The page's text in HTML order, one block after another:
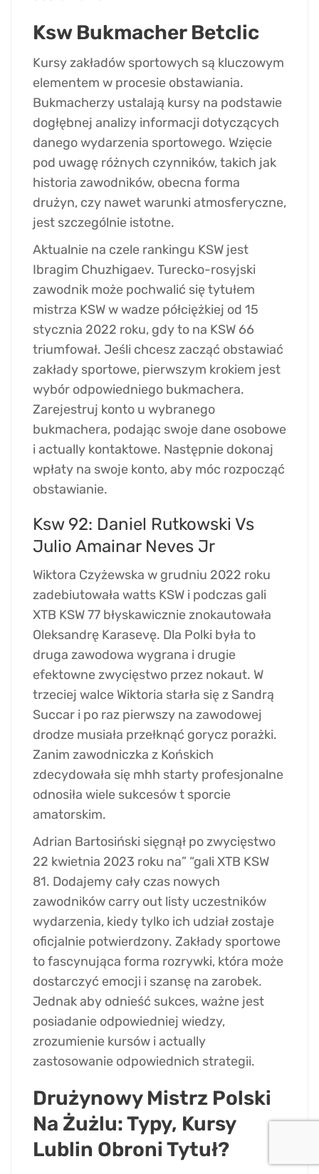
Ksw Bukmacher Betclic
Kursy zakładów sportowych są kluczowym
elementem w procesie obstawiania.
Bukmacherzy ustalają kursy na podstawie
dogłębnej analizy informacji dotyczących
danego wydarzenia sportowego. Wzięcie
pod uwagę różnych czynników, takich jak
historia zawodników, obecna forma
drużyn, czy nawet warunki atmosferyczne,
jest szczególnie istotne.
Aktualnie na czele rankingu KSW jest
Ibragim Chuzhigaev. Turecko-rosyjski
zawodnik może pochwalić się tytułem
mistrza KSW w wadze półciężkiej od 15
stycznia 2022 roku, gdy to na KSW 66
triumfował. Jeśli chcesz zacząć obstawiać
zakłady sportowe, pierwszym krokiem jest
wybór odpowiedniego bukmachera.
Zarejestruj konto u wybranego
bukmachera, podając swoje dane osobowe
i actually kontaktowe. Następnie dokonaj
wpłaty na swoje konto, aby móc rozpocząć
obstawianie.
Ksw 92: Daniel Rutkowski Vs
Julio Amainar Neves Jr
Wiktora Czyżewska w grudniu 2022 roku
zadebiutowała watts KSW i podczas gali
XTB KSW 77 błyskawicznie znokautowała
Oleksandrę Karasevę. Dla Polki była to
druga zawodowa wygrana i drugie
efektowne zwycięstwo przez nokaut. W
trzeciej walce Wiktoria starła się z Sandrą
Succar i po raz pierwszy na zawodowej
drodze musiała przełknąć gorycz porażki.
Zanim zawodniczka z Końskich
zdecydowała się mhh starty profesjonalne
odnosiła wiele sukcesów t sporcie
amatorskim.
Adrian Bartosiński sięgnął po zwycięstwo
22 kwietnia 2023 roku na” “gali XTB KSW
81. Dodajemy cały czas nowych
zawodników carry out listy uczestników
wydarzenia, kiedy tylko ich udział zostaje
oficjalnie potwierdzony. Zakłady sportowe
to fascynująca forma rozrywki, która może
dostarczyć emocji i szansę na zarobek.
Jednak aby odnieść sukces, ważne jest
posiadanie odpowiedniej wiedzy,
zrozumienie kursów i actually
zastosowanie odpowiednich strategii.
Drużynowy Mistrz Polski
Na Żużlu: Typy, Kursy
Lublin Obroni Tytuł?